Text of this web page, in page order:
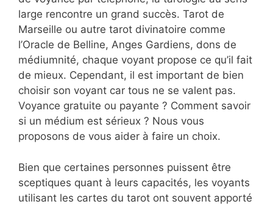
large rencontre un grand succès. Tarot de
Marseille ou autre tarot divinatoire comme
l’Oracle de Belline, Anges Gardiens, dons de
médiumnité, chaque voyant propose ce qu’il fait
de mieux. Cependant, il est important de bien
choisir son voyant car tous ne se valent pas.
Voyance gratuite ou payante ? Comment savoir
si un médium est sérieux ? Nous vous
proposons de vous aider à faire un choix.
Bien que certaines personnes puissent être
sceptiques quant à leurs capacités, les voyants
utilisant les cartes du tarot ont souvent apporté